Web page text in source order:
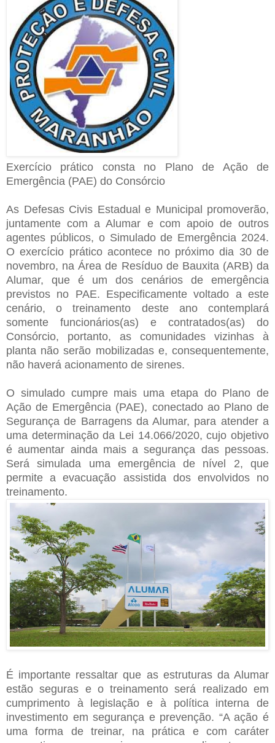
Exercício prático consta no Plano de Ação de
Emergência (PAE) do Consórcio
As Defesas Civis Estadual e Municipal promoverão,
juntamente com a Alumar e com apoio de outros
agentes públicos, o Simulado de Emergência 2024.
O exercício prático acontece no próximo dia 30 de
novembro, na Área de Resíduo de Bauxita (ARB) da
Alumar, que é um dos cenários de emergência
previstos no PAE. Especificamente voltado a este
cenário, o treinamento deste ano contemplará
somente funcionários(as) e contratados(as) do
Consórcio, portanto, as comunidades vizinhas à
planta não serão mobilizadas e, consequentemente,
não haverá acionamento de sirenes.
O simulado cumpre mais uma etapa do Plano de
Ação de Emergência (PAE), conectado ao Plano de
Segurança de Barragens da Alumar, para atender a
uma determinação da Lei 14.066/2020, cujo objetivo
é aumentar ainda mais a segurança das pessoas.
Será simulada uma emergência de nível 2, que
permite a evacuação assistida dos envolvidos no
treinamento.
É importante ressaltar que as estruturas da Alumar
estão seguras e o treinamento será realizado em
cumprimento à legislação e à política interna de
investimento em segurança e prevenção. “A ação é
uma forma de treinar, na prática e com caráter